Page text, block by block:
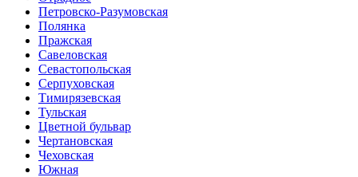
Петровско-Разумовская
Полянка
Пражская
Савеловская
Севасто­польская
Серпуховская
Тимирязевская
Тульская
Цветной бульвар
Чертановская
Чеховская
Южная